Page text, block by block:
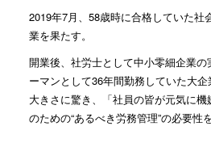
2019年7月、58歳時に合格していた社
業を果たす。
開業後、社労士として中小零細企業の
ーマンとして36年間勤務していた大
大きさに驚き、「社員の皆が元気に
のための“あるべき労務管理”の必要性